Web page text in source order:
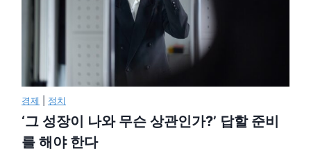
경제 정치
‘그 성장이 나와 무슨 상관인가?’ 답할 준비
를 해야 한다